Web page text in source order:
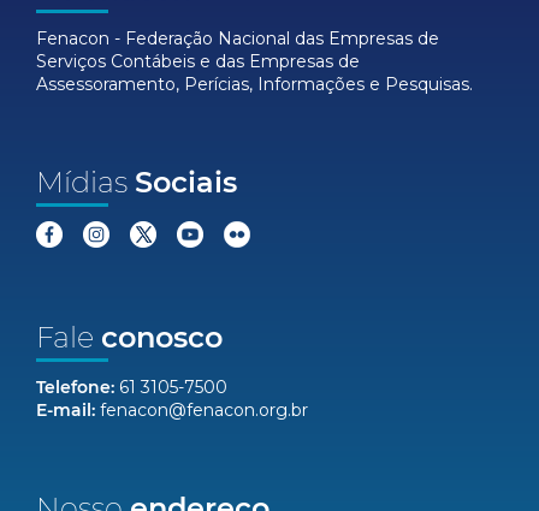
Fenacon - Federação Nacional das Empresas de
Serviços Contábeis e das Empresas de
Assessoramento, Perícias, Informações e Pesquisas.
Mídias Sociais
Fale conosco
Telefone: 61 3105-7500
E-mail: fenacon@fenacon.org.br